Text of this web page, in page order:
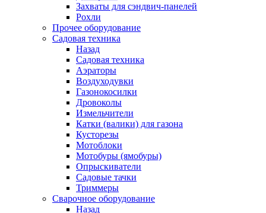
Захваты для сэндвич-панелей
Рохли
Прочее оборудование
Садовая техника
Назад
Садовая техника
Аэраторы
Воздуходувки
Газонокосилки
Дровоколы
Измельчители
Катки (валики) для газона
Кусторезы
Мотоблоки
Мотобуры (ямобуры)
Опрыскиватели
Садовые тачки
Триммеры
Сварочное оборудование
Назад